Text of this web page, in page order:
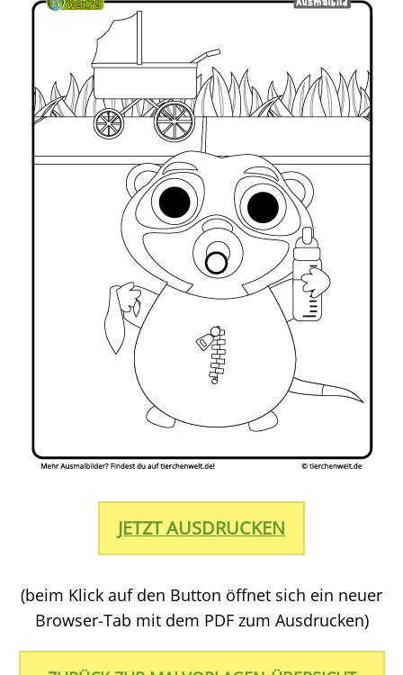
JETZT AUSDRUCKEN
(beim Klick auf den Button öffnet sich ein neuer
Browser-Tab mit dem PDF zum Ausdrucken)